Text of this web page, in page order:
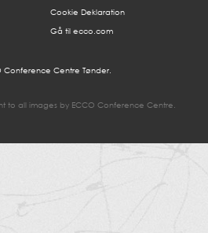
Cookie Deklaration
Gå til ecco.com
Centre Tønder.
to all images by ECCO Conference Centre.